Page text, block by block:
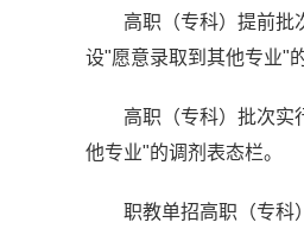
高职（专科）提前批
设"愿意录取到其他专业"
高职（专科）批次实
他专业"的调剂表态栏。
职教单招高职（专科